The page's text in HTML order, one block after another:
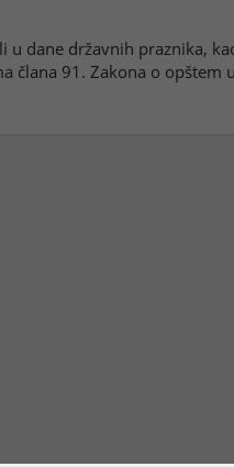
u dane državnih praznika,
člana 91. Zakona o